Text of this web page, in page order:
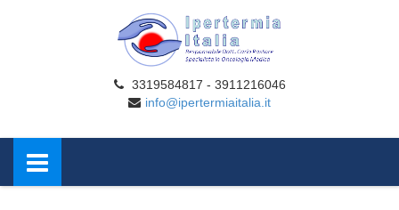
3319584817 - 3911216046
info@ipertermiaitalia.it